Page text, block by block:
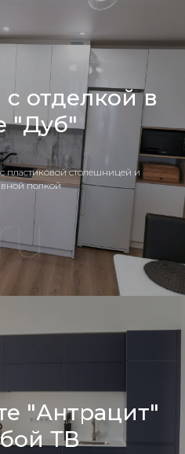
с отделкой в
"Дуб"
пластиковой столешницей и
полкой
"Антрацит"
ТВ